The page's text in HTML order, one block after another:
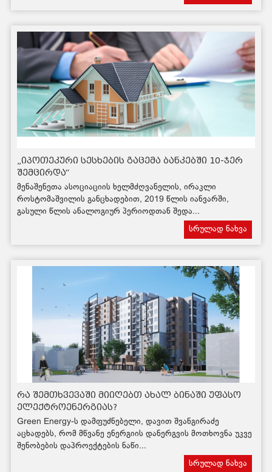
„იპოთეკური სესხების გაცემა ბანკებში 10-ჯერ
შემცირდა“
მენაშენეთა ასოციაციის ხელმძღვანელის, ირაკლი
როსტომაშვილის განცხადებით, 2019 წლის იანვარში,
გასული წლის ანალოგიურ პერიოდთან შედა...
სრულად ნახვა
რა შემთხვევაში მიიღებთ ახალ ბინაში უფასო
ელექტროენერგიას?
Green Energy-ს დამფუძნებელი, დავით შვანგირაძე
აცხადებს, რომ მწვანე ენერგიის დანერგვის მოთხოვნა უკვე
შენობების დაპროექტების ნაწი...
სრულად ნახვა